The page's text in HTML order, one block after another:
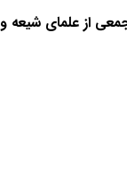
از علمای شیعه